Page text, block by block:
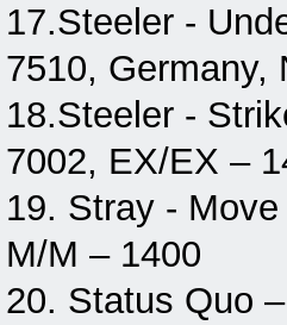
17.Steeler -
7510, Germany,
18.Steeler -
7002, EX/EX –
19. Stray -
M/M – 1400
20. Status Quo